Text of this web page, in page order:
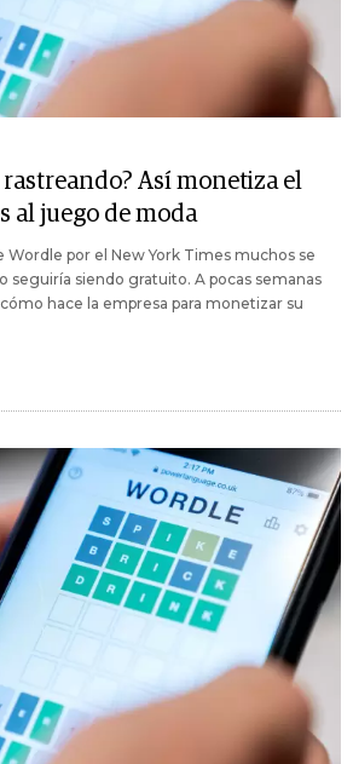
Así monetiza el
al juego de moda
Wordle por el New York Times muchos se
seguiría siendo gratuito. A pocas semanas
hace la empresa para monetizar su